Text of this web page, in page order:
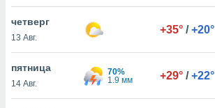
cookie
в
нашего
четверг
13 Авг.
+35° / +20°
пятница
14 Авг.
70%
1.9 мм
+29° / +22°